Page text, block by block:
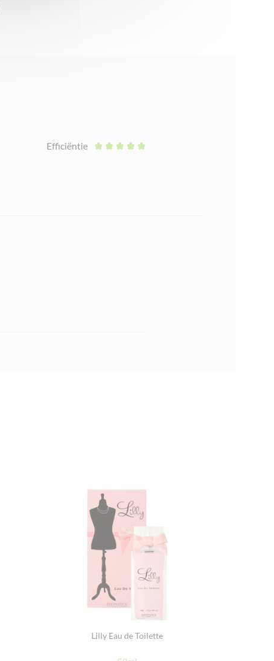
Efficiëntie
Lilly Eau de Toilette